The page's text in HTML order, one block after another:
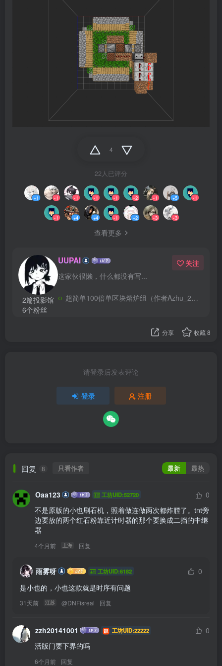
4
22人已评分
+1 -1 -1 -1 -1 -2 -1 +5 -1
-1 +4 +4 -1 +2 -3 -3
查看更多
2篇投影馆
6个粉丝
UUPAI
这家伙很懒，什么都没有写...
关注
超简单100倍单区块熔炉组（作者Azhu_233）无珊瑚版
分享 收藏8
请登录后发表评论
登录 注册
回复 8 只看作者 最新 最热
Oaa123 工坊UID:52720
0
不是原版的小也刷石机，照着做连做两次都炸膛了。tnt旁
边要放的两个红石粉靠近计时器的那个要换成二挡的中继
器
4个月前 上海 回复
雨雾呀 工坊UID:6182
0
是小也的，小也这款就是时序有问题
31天前 江苏 @DNFisreal 回复
zzh20141001 工坊UID:22222
0
活版门要下界的吗
6个月前 回复